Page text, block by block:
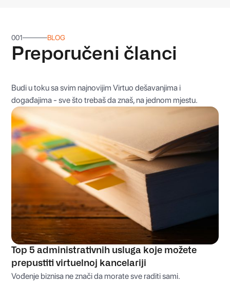
001 BLOG
Preporučeni članci
Budi u toku sa svim najnovijim Virtuo dešavanjima i
događajima - sve što trebaš da znaš, na jednom mjestu.
Top 5 administrativnih usluga koje možete
prepustiti virtuelnoj kancelariji
Vođenje biznisa ne znači da morate sve raditi sami.